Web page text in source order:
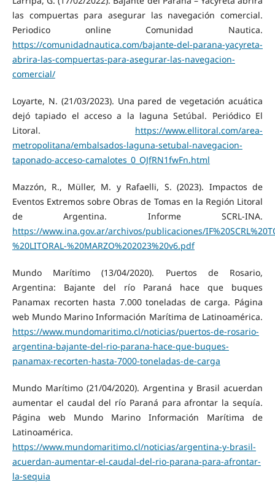
las compuertas para asegurar las navegación comercial.
Periodico online Comunidad Nautica.
https://comunidadnautica.com/bajante-del-parana-yacyreta-
abrira-las-compuertas-para-asegurar-las-navegacion-
comercial/
Loyarte, N. (21/03/2023). Una pared de vegetación acuática
dejó tapiado el acceso a la laguna Setúbal. Periódico El
Litoral. https://www.ellitoral.com/area-
metropolitana/embalsados-laguna-setubal-navegacion-
taponado-acceso-camalotes_0_OJfRN1fwFn.html
Mazzón, R., Müller, M. y Rafaelli, S. (2023). Impactos de
Eventos Extremos sobre Obras de Tomas en la Región Litoral
de Argentina. Informe SCRL-INA.
https://www.ina.gov.ar/archivos/publicaciones/
%20LITORAL-%20MARZO%202023%20v6.pdf
Mundo Marítimo (13/04/2020). Puertos de Rosario,
Argentina: Bajante del río Paraná hace que buques
Panamax recorten hasta 7.000 toneladas de carga. Página
web Mundo Marino Información Marítima de Latinoamérica.
https://www.mundomaritimo.cl/noticias/puertos-de-rosario-
argentina-bajante-del-rio-parana-hace-que-buques-
panamax-recorten-hasta-7000-toneladas-de-carga
Mundo Marítimo (21/04/2020). Argentina y Brasil acuerdan
aumentar el caudal del río Paraná para afrontar la sequía.
Página web Mundo Marino Información Marítima de
Latinoamérica.
https://www.mundomaritimo.cl/noticias/argentina-y-brasil-
acuerdan-aumentar-el-caudal-del-rio-parana-para-afrontar-
la-sequia